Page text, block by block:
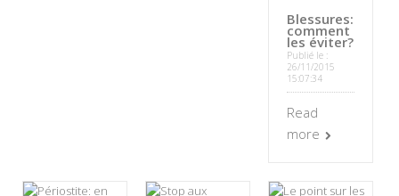
Blessures:
comment
les éviter?
Publié le :
26/11/2015
15:07:34
Read
more